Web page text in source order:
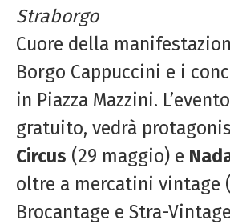
Straborgo
Cuore della
Borgo Cappuccini e i
in Piazza Mazzini.
gratuito, vedrà
Circus (29 maggio) e
oltre a mercatini vintage
Brocantage e Stra-